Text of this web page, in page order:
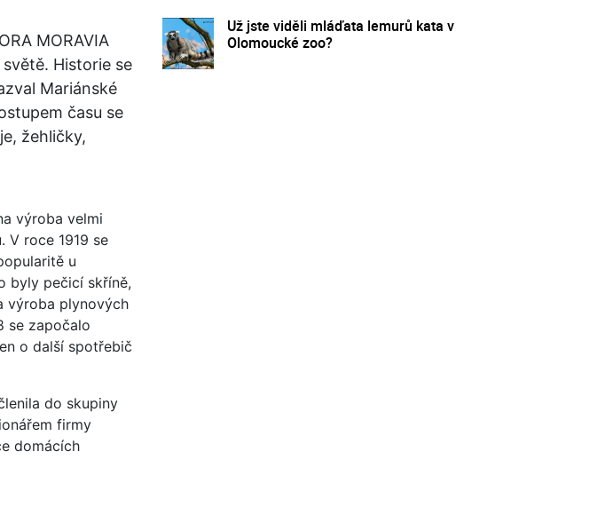
MORAVIA
Historie se
Mariánské
času se
žehličky,
výroba velmi
V roce 1919 se
u
byly pečicí skříně,
výroba plynových
se započalo
o další spotřebič
do skupiny
firmy
domácích
Už jste viděli mláďata lemurů kata v
Olomoucké zoo?